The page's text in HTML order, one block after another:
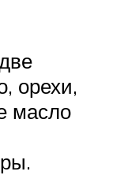
орехи,
масло